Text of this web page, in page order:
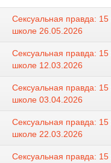
Сексуальная правда:
школе 26.05.2026
Сексуальная правда:
школе 12.03.2026
Сексуальная правда:
школе 03.04.2026
Сексуальная правда:
школе 22.03.2026
Сексуальная правда: